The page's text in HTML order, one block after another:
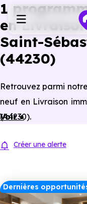
Programmes
Habiter
Ressources
1
en
Saint-
(44230)
Retrouvez parmi
neuf en Livraison
(44230).
Voir +
Créer une alerte
Dernières